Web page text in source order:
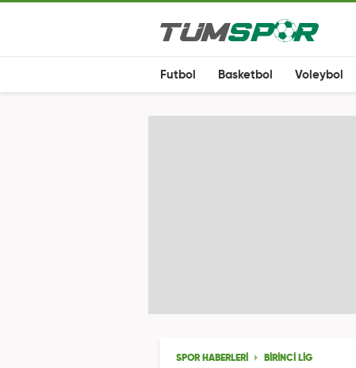
Futbol Basketbol Voleybol
SPOR HABERLERİ BİRİNCİ LİG